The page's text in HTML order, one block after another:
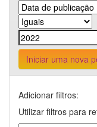
Iniciar uma nova
Adicionar filtros:
Utilizar filtros para